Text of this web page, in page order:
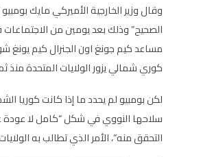
وقال وزير الخارجية الأميركي مايك
الصحيح” وذلك بعد يومين من
مساعد كيم جونغ اون الجنرال كيم
كوري شمالي يزور الولايات المتحدة منذ
لكن بومبيو لم يحدد ما إذا كانت كوريا
سلاحها النووي في شكل “كامل لا
التحقق منه”، الأمر الذي تطالب به